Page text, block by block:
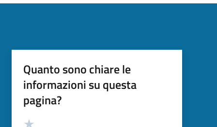
Quanto sono chiare le
informazioni su questa
pagina?
Valutazione